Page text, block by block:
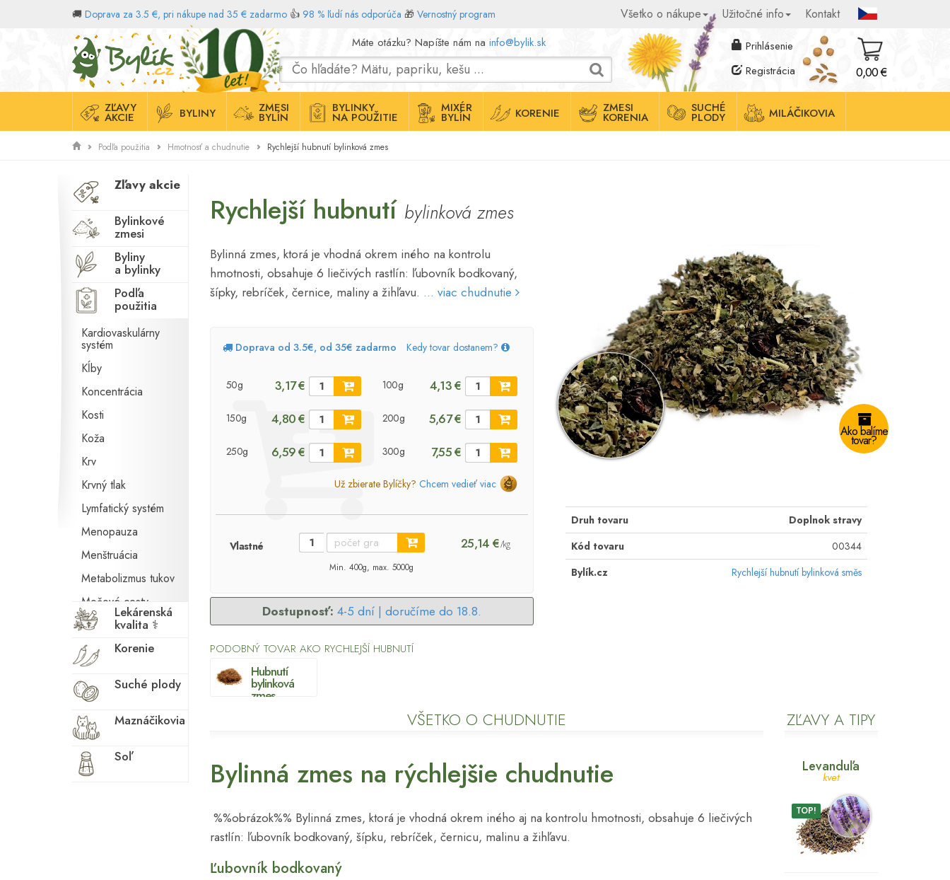
🚚 Doprava za 3.5 €, pri nákupe nad 35 € zadarmo 👍 98 % ľudí nás odporúča 🎁 Vernostný program Všetko o nákupe Užitočné info Kontakt
Domov Máte otázku? Napíšte nám na info@bylik.sk
Prihlásenie
Registrácia
0,00 €
ZĽAVY
AKCIE BYLINY ZMESI
BYLÍN
BYLINKY
NA POUŽITIE
MIXÉR
BYLÍN KORENIE ZMESI
KORENIA
SUCHÉ
PLODY MILÁČIKOVIA
Podľa použitia Hmotnosť a chudnutie Rychlejší hubnutí bylinková zmes
Zľavy akcie
Bylinkové
zmesi
Byliny
a bylinky
Podľa
použitia
Črevá
Dojčenie
Duševné zdravie
Dýchací systém
Emócie
Erekcia
trakt
Hltan
Hmotnosť a
chudnutie
Cholesterol
Chuť do jedla
Imunita
Kardiovaskulárny
systém
Kĺby
Koncentrácia
Kosti
Koža
Krv
Krvný tlak
Lymfatický systém
Menopauza
Menštruácia
Metabolizmus tukov
Močové cesty
Nervová sústava
Obehová sústava
Obličky
Obranyschopnosť
Oči / zrak
Odvodnenie
Osvieženie
Lekárenská
kvalita ⚕
Korenie
Suché plody
Maznáčikovia
Soľ
Rychlejší hubnutí bylinková zmes
Bylinná zmes, ktorá je vhodná okrem iného na kontrolu
hmotnosti, obsahuje 6 liečivých rastlín: ľubovník bodkovaný,
šípky, rebríček, černice, maliny a žihľavu. ... viac chudnutie
Doprava od 3.5€, od 35€ zadarmo Kedy tovar dostanem?
50g 3,17 € 100g 4,13 €
150g 4,80 € 200g 5,67 €
250g 6,59 € 300g 7,55 €
Už zbierate Bylíčky? Chcem vedieť viac
Vlastné 25,14 €/kg
Min. 400g, max. 5000g
Dostupnosť: 4-5 dní | doručíme do 18.8.
PODOBNÝ TOVAR AKO RYCHLEJŠÍ HUBNUTÍ
Hubnutí
bylinková
zmes
Ako balíme
tovar?
Druh tovaru
Doplnok stravy
Kód tovaru
00344
Bylík.cz
Rychlejší hubnutí bylinková směs
VŠETKO O CHUDNUTIE
Bylinná zmes na rýchlejšie chudnutie
%%obrázok%% Bylinná zmes, ktorá je vhodná okrem iného aj na kontrolu hmotnosti, obsahuje 6 liečivých
rastlín: ľubovník bodkovaný, šípku, rebríček, černicu, malinu a žihľavu.
Ľubovník bodkovaný
ZĽAVY A TIPY
Levanduľa
kvet
TOP!